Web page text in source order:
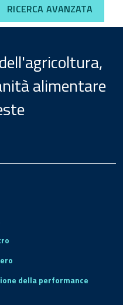
RICERCA AVANZATA
alimentare
della performance